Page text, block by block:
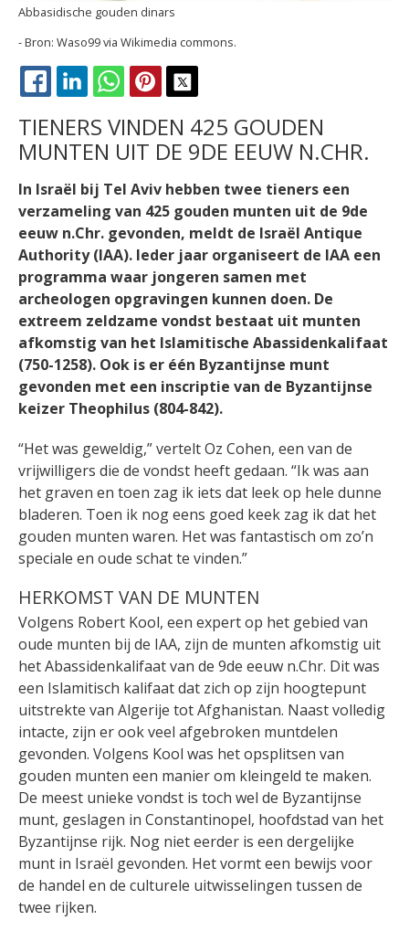
Abbasidische gouden dinars
Waso99 via Wikimedia commons.
FACEBOOK
LINKEDINWHATSAPPPINTEREST
TIENERS VINDEN 425 GOUDEN
MUNTEN UIT DE 9DE EEUW N.CHR.
In Israël bij Tel Aviv hebben twee tieners een
verzameling van 425 gouden munten uit de 9de
eeuw n.Chr. gevonden, meldt de Israël Antique
Authority (IAA). Ieder jaar organiseert de IAA een
programma waar jongeren samen met
archeologen opgravingen kunnen doen. De
extreem zeldzame vondst bestaat uit munten
afkomstig van het Islamitische Abassidenkalifaat
(750-1258). Ook is er één Byzantijnse munt
gevonden met een inscriptie van de Byzantijnse
keizer Theophilus (804-842).
“Het was geweldig,” vertelt Oz Cohen, een van de
vrijwilligers die de vondst heeft gedaan. “Ik was aan
het graven en toen zag ik iets dat leek op hele dunne
bladeren. Toen ik nog eens goed keek zag ik dat het
gouden munten waren. Het was fantastisch om zo’n
speciale en oude schat te vinden.”
HERKOMST VAN DE MUNTEN
Volgens Robert Kool, een expert op het gebied van
oude munten bij de IAA, zijn de munten afkomstig uit
het Abassidenkalifaat van de 9de eeuw n.Chr. Dit was
een Islamitisch kalifaat dat zich op zijn hoogtepunt
uitstrekte van Algerije tot Afghanistan. Naast volledig
intacte, zijn er ook veel afgebroken muntdelen
gevonden. Volgens Kool was het opsplitsen van
gouden munten een manier om kleingeld te maken.
De meest unieke vondst is toch wel de Byzantijnse
munt, geslagen in Constantinopel, hoofdstad van het
Byzantijnse rijk. Nog niet eerder is een dergelijke
munt in Israël gevonden. Het vormt een bewijs voor
de handel en de culturele uitwisselingen tussen de
twee rijken.